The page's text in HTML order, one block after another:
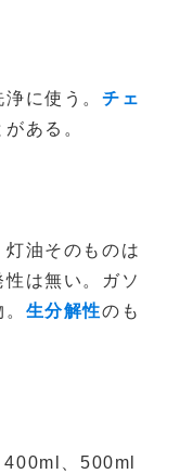
浄に使う。チェ
ある。
油そのものは
は無い。ガソ
生分解性のも
、500ml